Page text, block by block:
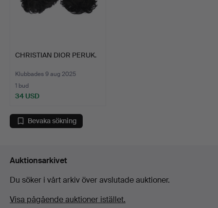
CHRISTIAN DIOR PERUK.
Klubbades 9 aug 2025
1 bud
34 USD
Bevaka sökning
Auktionsarkivet
Du söker i vårt arkiv över avslutade auktioner.
Visa pågående auktioner istället.